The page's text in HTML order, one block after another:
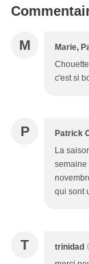
M Marie,
c'est si
P Patrick
La
semaine
qui sont
T trinidad